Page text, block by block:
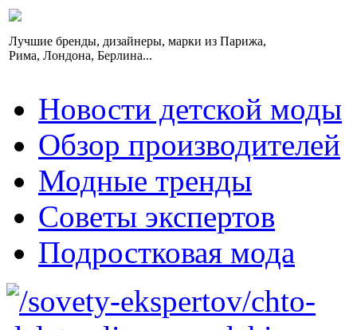
Лучшие бренды, дизайнеры, марки из Парижа,
Рима, Лондона, Берлина...
Новости детской моды
Обзор производителей
Модные тренды
Советы экспертов
Подростковая мода